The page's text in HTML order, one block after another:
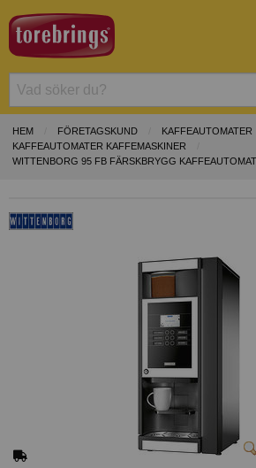
HEM FÖRETAGSKUND
KAFFEAUTOMATER
KAFFEAUTOMATER KAFFEMASKINER
WITTENBORG 95 FB FÄRSKBRYGG KAFFEAUTOMAT